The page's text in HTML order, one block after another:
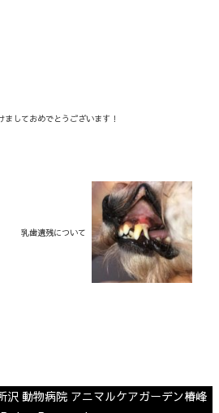
ましておめでとうございます！
乳歯遺残について
動物病院 アニマルケアガーデン椿峰